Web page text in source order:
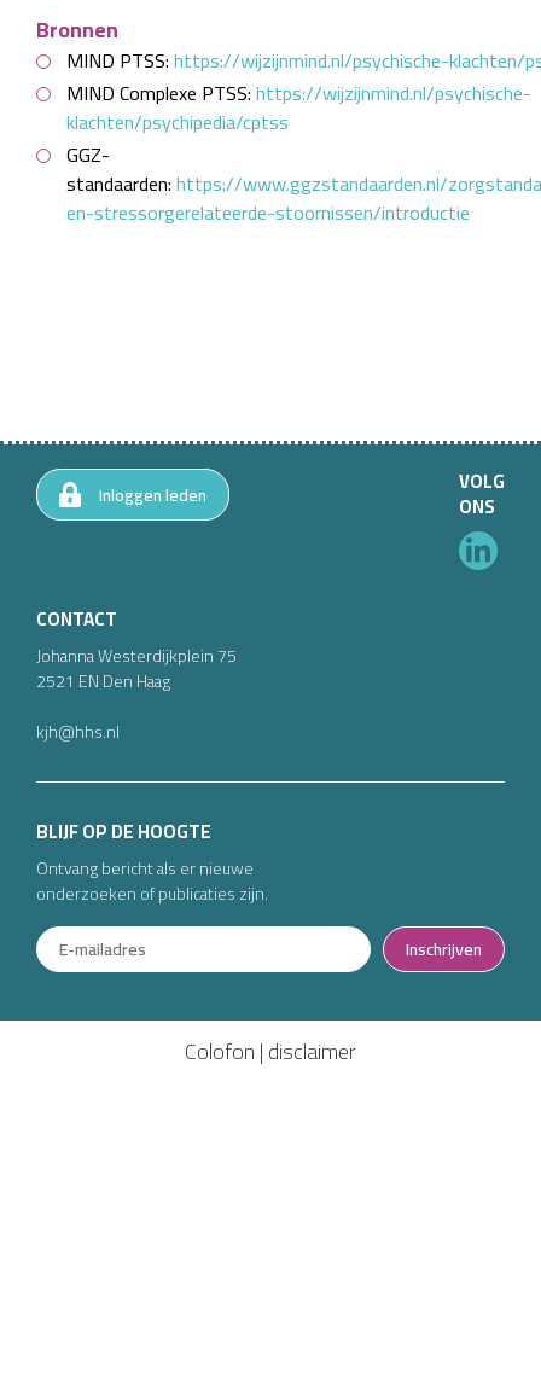
Bronnen
MIND PTSS:https://wijzijnmind.nl/psychische-klachten/
MIND Complexe PTSS:https://wijzijnmind.nl/psychische-
klachten/psychipedia/cptss
GGZ-
standaarden:https://www.ggzstandaarden.nl/
en-stressorgerelateerde-stoornissen/introductie
CONTACT
Johanna Westerdijkplein75
2521 ENDen Haag
kjh@hhs.nl
Inloggen leden
BLIJF OP DE HOOGTE
Ontvang bericht als er nieuwe
onderzoeken of publicaties zijn.
Inschrijven
VOLG
ONS
Colofon|disclaimer